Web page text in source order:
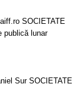
SOCIETATE
publică lunar
Sur SOCIETATE